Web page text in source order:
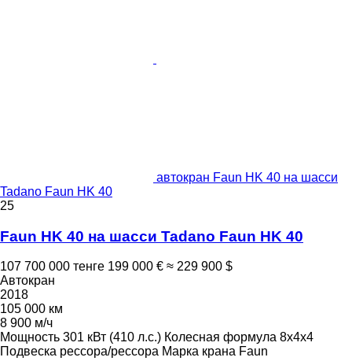
автокран Faun HK 40 на шасси
Tadano Faun HK 40
25
Faun HK 40 на шасси Tadano Faun HK 40
107 700 000 тенге 199 000 € ≈ 229 900 $
Автокран
2018
105 000 км
8 900 м/ч
Мощность 301 кВт (410 л.с.) Колесная формула 8x4x4
Подвеска рессора/рессора Марка крана Faun